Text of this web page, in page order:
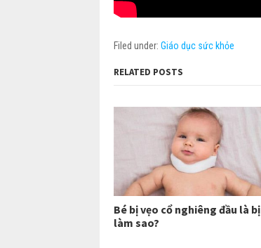
Filed under: Giáo dục sức khỏe
RELATED POSTS
Bé bị vẹo cổ nghiêng đầu là bị
làm sao?